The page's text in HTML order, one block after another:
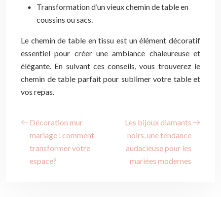
Transformation d’un vieux chemin de table en
coussins ou sacs.
Le chemin de table en tissu est un élément décoratif
essentiel pour créer une ambiance chaleureuse et
élégante. En suivant ces conseils, vous trouverez le
chemin de table parfait pour sublimer votre table et
vos repas.
Décoration mur
mariage : comment
transformer votre
espace?
Les bijoux diamants
noirs, une tendance
audacieuse pour les
mariées modernes